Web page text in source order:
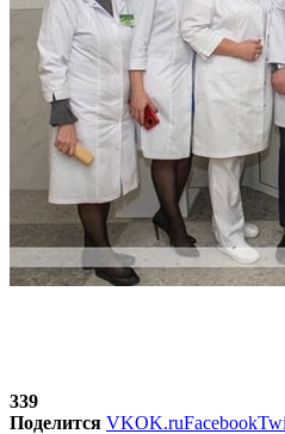
339
Поделится VKOK.ruFacebook